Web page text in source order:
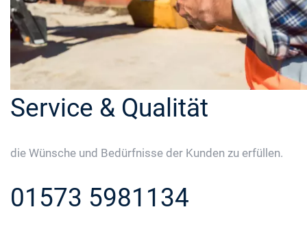
Service & Qualität
die Wünsche und Bedürfnisse der Kunden zu erfüllen.
01573 5981134